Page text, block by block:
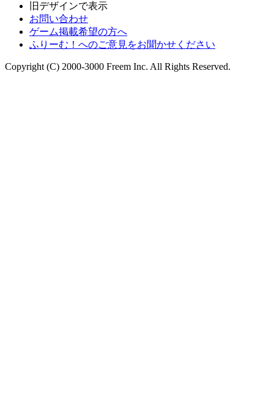
旧デザインで表示
お問い合わせ
ゲーム掲載希望の方へ
ふりーむ！へのご意見をお聞かせください
Copyright (C) 2000-3000 Freem Inc. All Rights Reserved.